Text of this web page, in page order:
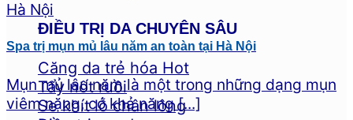
ĐIỀU TRỊ DA CHUYÊN SÂU
Căng da trẻ hóa
Tẩy nốt ruồi
Se khít lỗ chân lông
Spa trị mụn mủ lâu năm an toàn tại Hà Nội
Mụn mủ lâu năm là một trong những dạng mụn
viêm nặng, có khả năng [...]